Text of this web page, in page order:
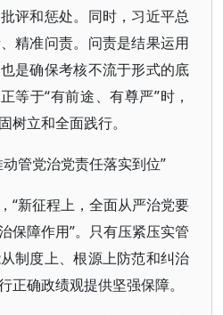
评和惩处。同时，习近平总
精准问责。问责是结果运用
是确保考核不流于形式的底
等于“有前途、有尊严”时，
树立和全面践行。
动管党治党责任落实到位”
“新征程上，全面从严治党要
保障作用”。只有压紧压实管
制度上、根源上防范和纠治
正确政绩观提供坚强保障。